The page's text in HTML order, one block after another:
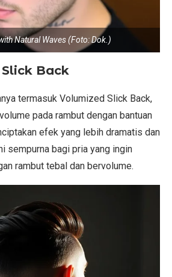
Natural Waves (Foto: Dok.)
Back
termasuk Volumized Slick Back,
pada rambut dengan bantuan
efek yang lebih dramatis dan
sempurna bagi pria yang ingin
rambut tebal dan bervolume.